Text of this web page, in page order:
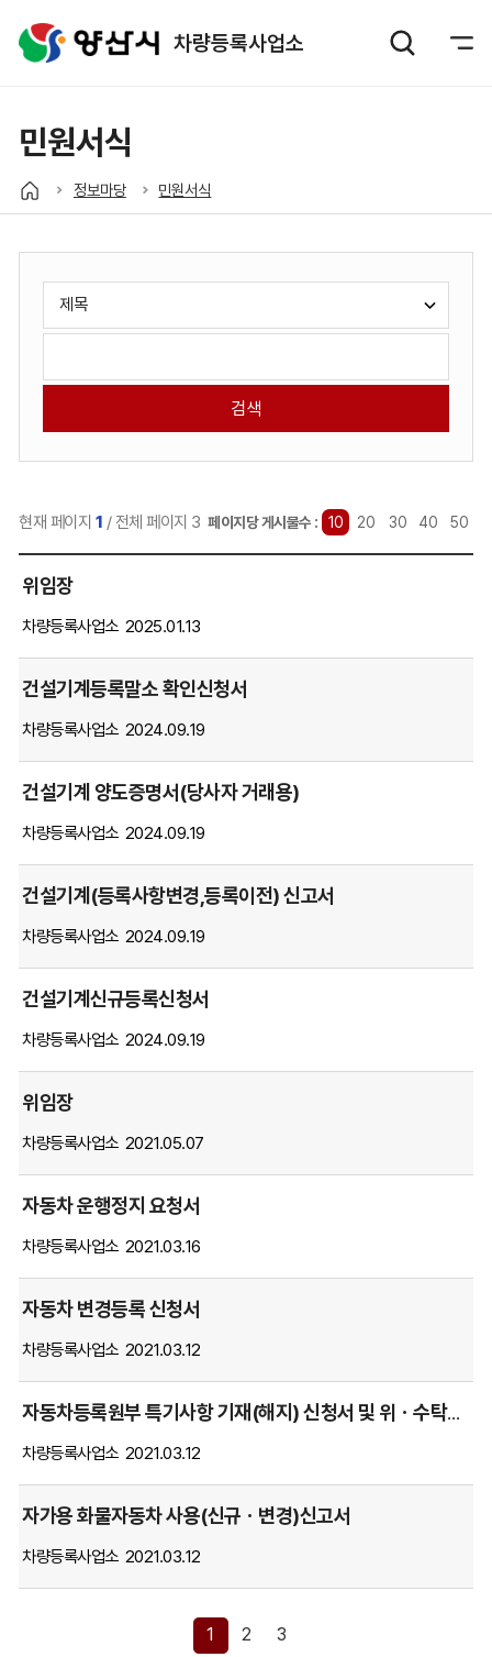
차량등록사업소
민원서식
정보마당 민원서식
게
판
검
유
택:
어
입
현재 페이지 1 / 전체 페이지 3 페이지당 게시물수 : 10선 20 30 40 50
원
서
시
글
을
번
제
목,
파
담
부
서,
작
일,
조
회
목
별
순
대
로
안
하
는
표
니
다.
위임장
차량등록사업소 2025.01.13
건설기계등록말소 확인신청서
차량등록사업소 2024.09.19
건설기계 양도증명서(당사자 거래용)
차량등록사업소 2024.09.19
건설기계(등록사항변경,등록이전) 신고서
차량등록사업소 2024.09.19
건설기계신규등록신청서
차량등록사업소 2024.09.19
위임장
차량등록사업소 2021.05.07
자동차 운행정지 요청서
차량등록사업소 2021.03.16
자동차 변경등록 신청서
차량등록사업소 2021.03.12
자동차등록원부 특기사항 기재(해지) 신청서 및 위ㆍ수탁계약 해지 확인서
차량등록사업소 2021.03.12
자가용 화물자동차 사용(신규ㆍ변경)신고서
차량등록사업소 2021.03.12
1 2 3